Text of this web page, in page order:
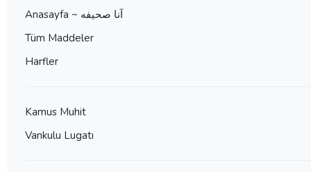
Anasayfa ~ آنا صحيفه
Tüm Maddeler
Harfler
Kamus Muhit
Vankulu Lugatı